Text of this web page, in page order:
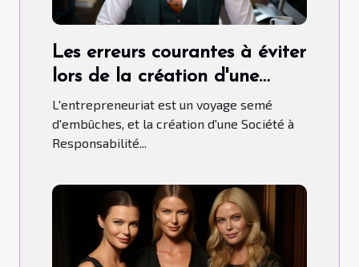
Les erreurs courantes à éviter
lors de la création d'une
SARL
L'entrepreneuriat est un voyage semé
d'embûches, et la création d'une Société à
Responsabilité...